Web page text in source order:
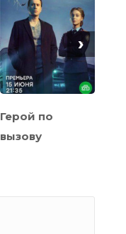
Герой по
вызову
›